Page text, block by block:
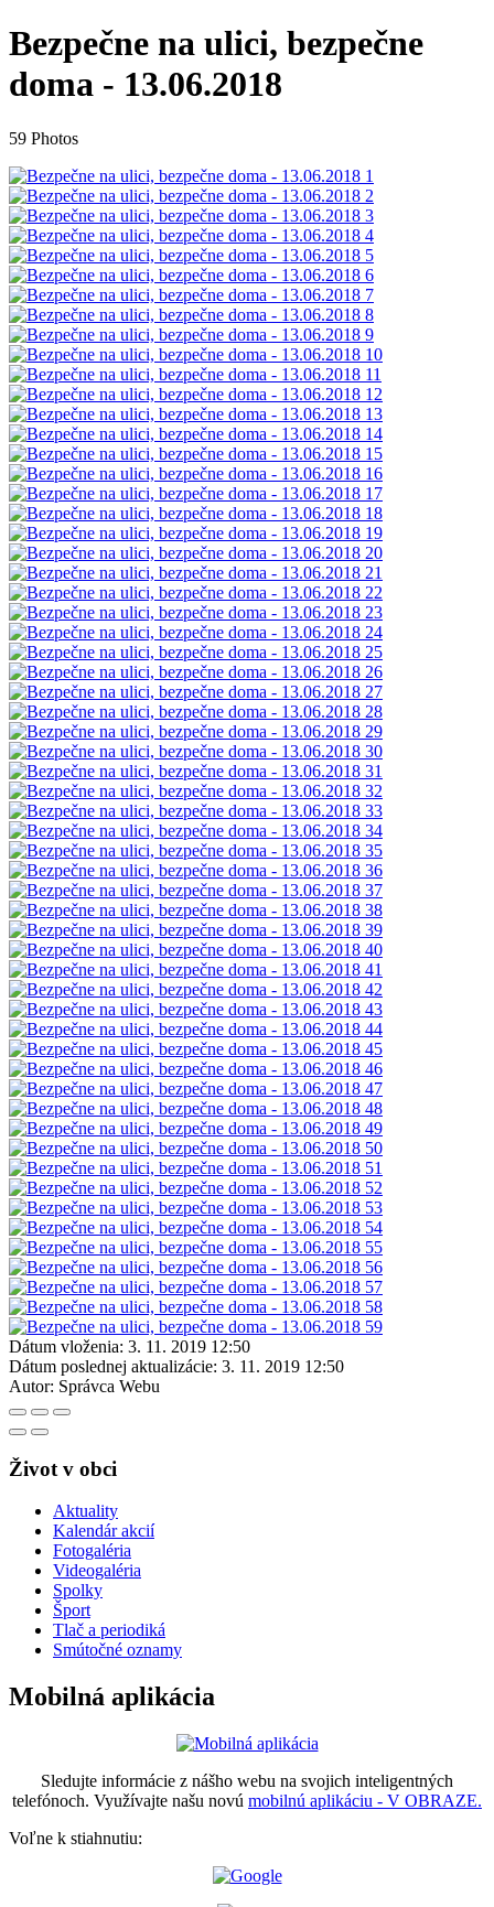
Bezpečne na ulici, bezpečne
doma - 13.06.2018
59 Photos
Dátum vloženia: 3. 11. 2019 12:50
Dátum poslednej aktualizácie: 3. 11. 2019 12:50
Autor: Správca Webu
Život v obci
Aktuality
Kalendár akcií
Fotogaléria
Videogaléria
Spolky
Šport
Tlač a periodiká
Smútočné oznamy
Mobilná aplikácia
Sledujte informácie z nášho webu na svojich inteligentných
telefónoch. Využívajte našu novú mobilnú aplikáciu - V OBRAZE.
Voľne k stiahnutiu: